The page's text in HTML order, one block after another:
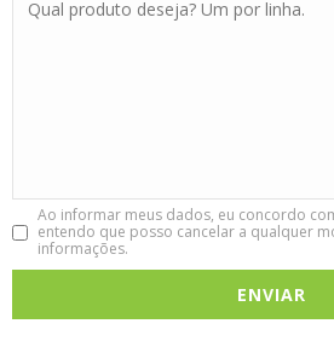
Ao informar meus dados, eu concordo
entendo que posso cancelar a qualquer
informações.